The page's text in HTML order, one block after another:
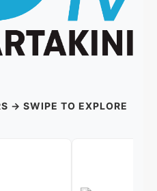
→ SWIPE TO EXPLORE